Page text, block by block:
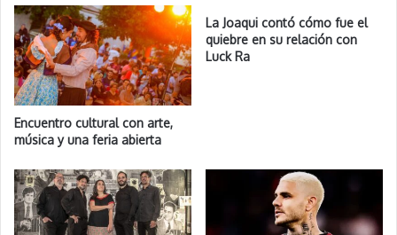
Encuentro cultural con arte,
música y una feria abierta
La Joaqui contó cómo fue el
quiebre en su relación con
Luck Ra